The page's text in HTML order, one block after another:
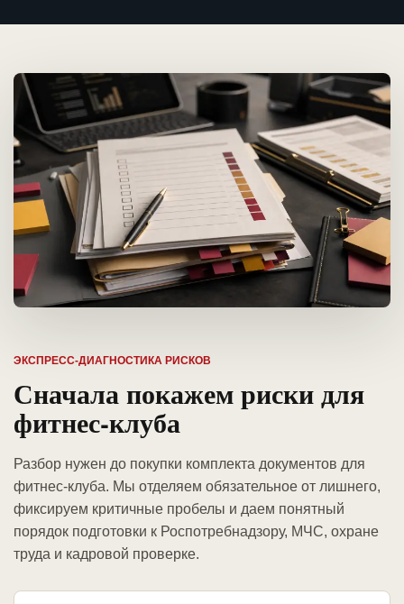
ЭКСПРЕСС-ДИАГНОСТИКА РИСКОВ
Сначала покажем риски для
фитнес-клуба
Разбор нужен до покупки комплекта документов для
фитнес-клуба. Мы отделяем обязательное от лишнего,
фиксируем критичные пробелы и даем понятный
порядок подготовки к Роспотребнадзору, МЧС, охране
труда и кадровой проверке.